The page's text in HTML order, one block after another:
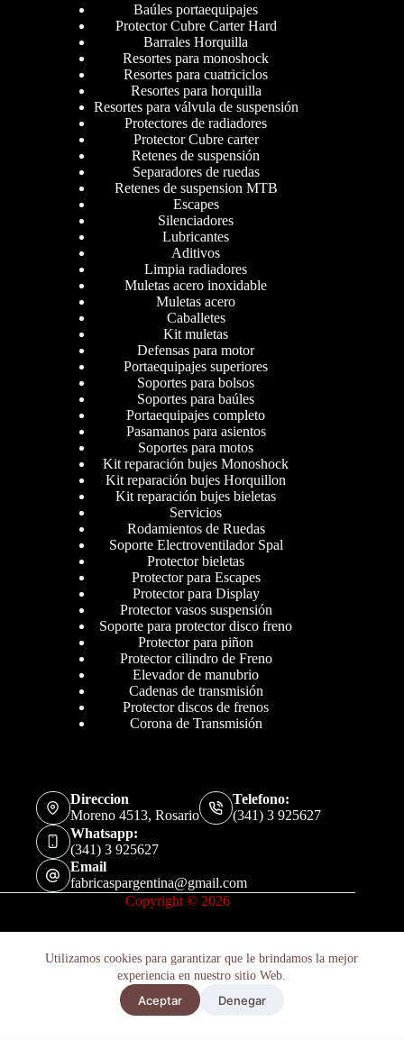
Utilizamos cookies para garantizar que le brindamos la mejor
experiencia en nuestro sitio Web.
Aceptar Denegar
Baúles portaequipajes
Protector Cubre Carter Hard
Barrales Horquilla
Resortes para monoshock
Resortes para cuatriciclos
Resortes para horquilla
Resortes para válvula de suspensión
Protectores de radiadores
Protector Cubre carter
Retenes de suspensión
Separadores de ruedas
Retenes de suspension MTB
Escapes
Silenciadores
Lubricantes
Aditivos
Limpia radiadores
Muletas acero inoxidable
Muletas acero
Caballetes
Kit muletas
Defensas para motor
Portaequipajes superiores
Soportes para bolsos
Soportes para baúles
Portaequipajes completo
Pasamanos para asientos
Soportes para motos
Kit reparación bujes Monoshock
Kit reparación bujes Horquillon
Kit reparación bujes bieletas
Servicios
Rodamientos de Ruedas
Soporte Electroventilador Spal
Protector bieletas
Protector para Escapes
Protector para Display
Protector vasos suspensión
Soporte para protector disco freno
Protector para piñon
Protector cilindro de Freno
Elevador de manubrio
Cadenas de transmisión
Protector discos de frenos
Corona de Transmisión
Direccion
Moreno 4513, Rosario
Telefono:
(341) 3 925627
Whatsapp:
(341) 3 925627
Email
fabricaspargentina@gmail.com
Copyright © 2026
Retenes Suspension Kawasaki Kz 400 1974-1979 X2u
Hay existencias
Añadir al carrito